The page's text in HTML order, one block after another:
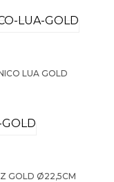
LUA GOLD
GOLD Ø22,5CM